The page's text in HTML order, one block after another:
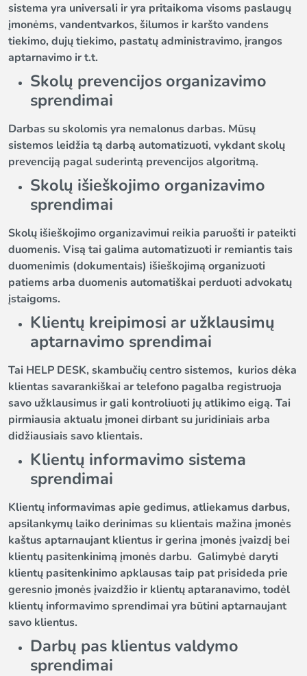
sistema yra universali ir yra pritaikoma visoms paslaugų
įmonėms, vandentvarkos, šilumos ir karšto vandens
tiekimo, dujų tiekimo, pastatų administravimo, įrangos
aptarnavimo ir t.t.
Skolų prevencijos organizavimo
sprendimai
Darbas su skolomis yra nemalonus darbas. Mūsų
sistemos leidžia tą darbą automatizuoti, vykdant skolų
prevenciją pagal suderintą prevencijos algoritmą.
Skolų išieškojimo organizavimo
sprendimai
Skolų išieškojimo organizavimui reikia paruošti ir pateikti
duomenis. Visą tai galima automatizuoti ir remiantis tais
duomenimis (dokumentais) išieškojimą organizuoti
patiems arba duomenis automatiškai perduoti advokatų
įstaigoms.
Klientų kreipimosi ar užklausimų
aptarnavimo sprendimai
Tai HELP DESK, skambučių centro sistemos, kurios dėka
klientas savarankiškai ar telefono pagalba registruoja
savo užklausimus ir gali kontroliuoti jų atlikimo eigą. Tai
pirmiausia aktualu įmonei dirbant su juridiniais arba
didžiausiais savo klientais.
Klientų informavimo sistema
sprendimai
Klientų informavimas apie gedimus, atliekamus darbus,
apsilankymų laiko derinimas su klientais mažina įmonės
kaštus aptarnaujant klientus ir gerina įmonės įvaizdį bei
klientų pasitenkinimą įmonės darbu. Galimybė daryti
klientų pasitenkinimo apklausas taip pat prisideda prie
geresnio įmonės įvaizdžio ir klientų aptaranavimo, todėl
klientų informavimo sprendimai yra būtini aptarnaujant
savo klientus.
Darbų pas klientus valdymo
sprendimai